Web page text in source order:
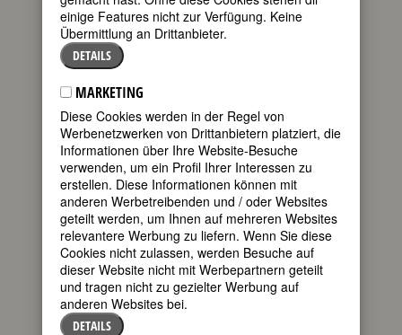
älteste von drei Töchtern von Martha
und Otto Radnitz. An der deutschen
Universität in Prag begann sie 1914 mit
dem Medizinstudium, das sie 1920
abschloss. Beim Studium freundete sie
sich mit Carl Cori an, der wie sie das
Wandern und Bergsteigen ebenso liebte
wie die Arbeit im Labor. Das spätere
Nobelpreisteam interessierte sich von
Anfang an mehr für Forschung als für
die medizinische Praxis. 1920 heirateten
sie in Wien.
1922 wanderten die Coris in die USA
aus; Carl hatte eine Stelle an einer
Forschungseinrichtung in Buffalo
bekommen. Gerty wurde am selben
Institut erst Pathologie-, dann
Biochemie-Assistentin. 1928 wurden die
Coris amerikanische StaatsbürgerInnen.
einige Features nicht zur Verfügung. Keine
Übermittlung an Drittanbieter.
DETAILS
MARKETING
Diese Cookies werden in der Regel von
Werbenetzwerken von Drittanbietern platziert, die
Informationen über Ihre Website-Besuche
verwenden, um ein Profil Ihrer Interessen zu
erstellen. Diese Informationen können mit
anderen Werbetreibenden und / oder Websites
geteilt werden, um Ihnen auf mehreren Websites
relevantere Werbung zu liefern. Wenn Sie diese
Cookies nicht zulassen, werden Besuche auf
dieser Website nicht mit Werbepartnern geteilt
und tragen nicht zu gezielter Werbung auf
anderen Websites bei.
DETAILS